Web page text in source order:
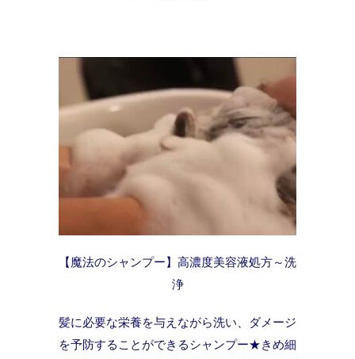
【魔法のシャンプー】高濃度美容液処方～洗
浄
髪に必要な栄養を与えながら洗い、ダメージ
を予防することができるシャンプー★きめ細